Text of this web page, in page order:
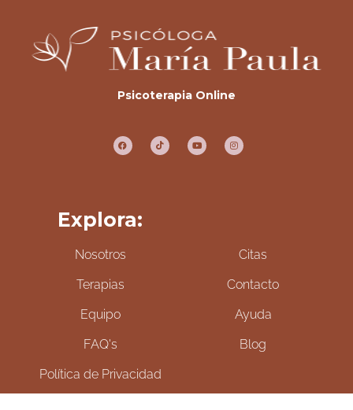
Psicoterapia Online
Explora:
Nosotros
Terapias
Equipo
FAQ's
Política de Privacidad
Citas
Contacto
Ayuda
Blog